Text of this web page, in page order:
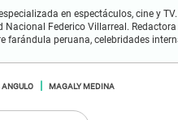
en espectáculos, cine y
Nacional Federico Villarreal.
farándula peruana, celebridades
MAGALY MEDINA